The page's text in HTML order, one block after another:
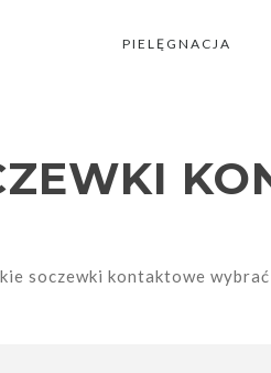
PIELĘGNACJA
soczewki kontaktowe wybrać